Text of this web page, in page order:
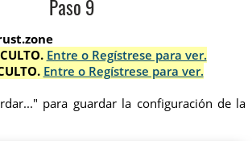
Paso 9
Entre o Regístrese para ver.
Entre o Regístrese para ver.
para guardar la configuración de la